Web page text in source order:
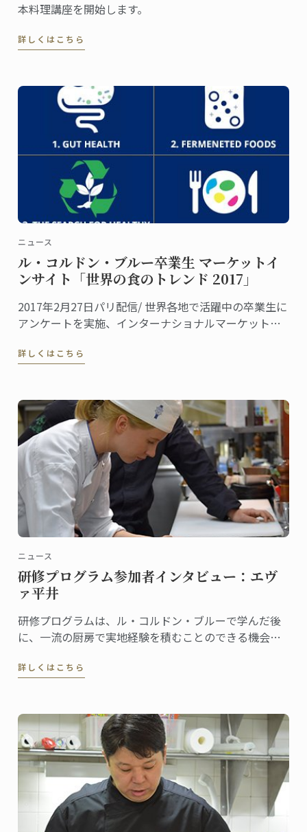
本料理講座を開始します。
詳しくはこちら
ニュース
ル・コルドン・ブルー卒業生 マーケットイ
ンサイト「世界の食のトレンド 2017」
2017年2月27日パリ配信/ 世界各地で活躍中の卒業生に
アンケートを実施、インターナショナルマーケットに
詳しくはこちら
ニュース
研修プログラム参加者インタビュー：エヴ
ァ平井
研修プログラムは、ル・コルドン・ブルーで学んだ後
に、一流の厨房で実地経験を積むことのできる機会で
詳しくはこちら